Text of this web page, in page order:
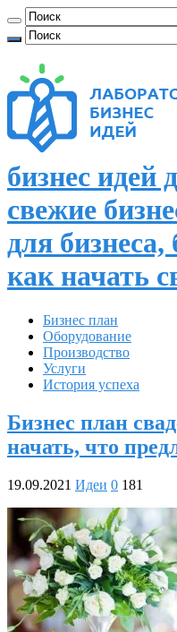
бизнес
свежие
для
как начать
Бизнес план
Оборудование
Производство
Услуги
История успеха
Бизнес план
начать, что
19.09.2021 Идеи 0 181